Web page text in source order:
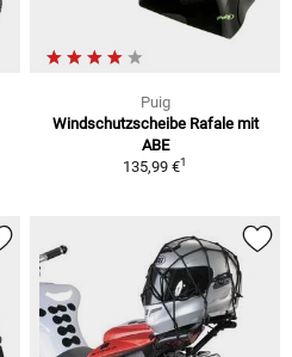
Puig
Windschutzscheibe Rafale mit
ABE
135,99 €1